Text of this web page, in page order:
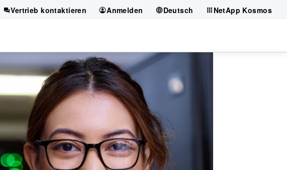
Vertrieb kontaktieren Anmelden Deutsch NetApp Kosmos